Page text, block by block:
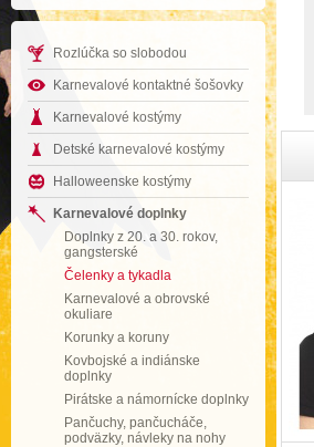
Rozlúčka so slobodou
Karnevalové kontaktné šošovky
Karnevalové kostýmy
Detské karnevalové kostýmy
Halloweenske kostýmy
Karnevalové doplnky
Doplnky z 20. a 30. rokov,
gangsterské
Čelenky a tykadla
Karnevalové a obrovské
okuliare
Korunky a koruny
Kovbojské a indiánske
doplnky
Pirátske a námornícke doplnky
Pančuchy, pančucháče,
podväzky, návleky na nohy